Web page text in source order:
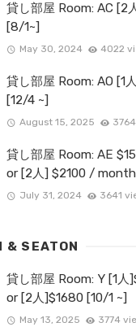
貸し部屋 Room: AC [2
[8/1~]
May 30, 2024 4022
貸し部屋 Room: AO [1
[12/4 ~]
August 15, 2025
貸し部屋 Room: AE
or [2人] $2100 / month
July 31, 2024 3641
& SEATON
貸し部屋 Room: Y [1人
or [2人]$1680 [10/1 ~]
May 13, 2025 3774